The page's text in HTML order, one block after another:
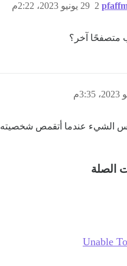
29 يونيو 2023، 2:22م 2
متصفحًا آخر؟
الشيء عندما أتقمص شخصيته
الصلة
Unable